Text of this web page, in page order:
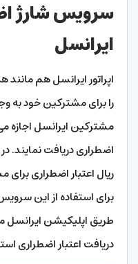
سرویس شارژ
ایرانسل
اپراتور ایرانسل هم
را برای مشترکین خود به
ریال اعتبار اضطراری برای
برای استفاده از این
طریق اپلیکیشن
دریافت اعتبار اضطراری